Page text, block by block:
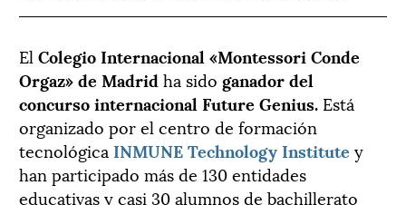
El Colegio Internacional «Montessori Conde
Orgaz» de Madrid ha sido ganador del
concurso internacional Future Genius. Está
organizado por el centro de formación
tecnológica INMUNE Technology Institute y
han participado más de 130 entidades
educativas y casi 30 alumnos de bachillerato